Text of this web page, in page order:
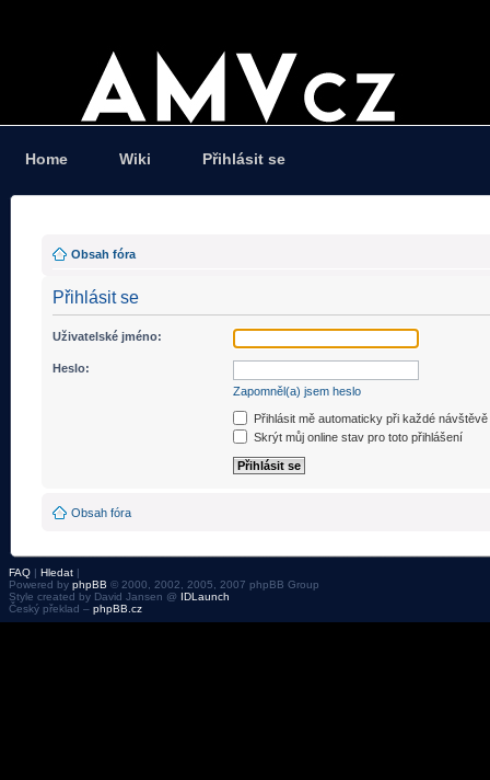
Home Wiki Přihlásit se
Obsah fóra
Přihlásit se
Uživatelské jméno:
Heslo:
Zapomněl(a) jsem heslo
Přihlásit mě automaticky při každé návštěvě
Skrýt můj online stav pro toto přihlášení
Obsah fóra
FAQ | Hledat |
Powered by phpBB © 2000, 2002, 2005, 2007 phpBB Group
Style created by David Jansen @ IDLaunch
Český překlad – phpBB.cz